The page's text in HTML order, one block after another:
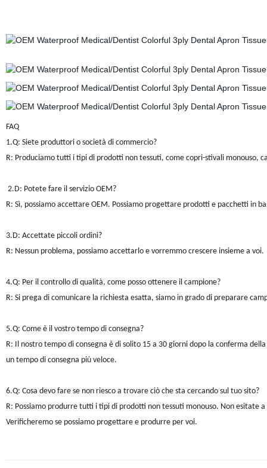
FAQ
1.Q: Siete produttori o società di commercio?
R: Produciamo tutti i tipi di prodotti non tessuti, come copri-stivali monouso,
2.D: Potete fare il servizio OEM?
R: Sì, possiamo accettare OEM. Possiamo progettare prodotti e pacchetti in
3.D: Accettate piccoli ordini?
R: Nessun problema, possiamo accettarlo e vorremmo crescere insieme a voi.
4.Q: Per il controllo di qualità, come posso ottenere il campione?
R: Si prega di comunicare la richiesta esatta, siamo in grado di preparare
5.Q: Come è il vostro tempo di consegna?
R: Il nostro tempo di consegna è di solito 15 a 30 giorni dopo la conferma
un tempo di consegna più veloce.
6.Q: Cosa devo fare se non riesco a trovare ciò che sta cercando sul tuo sito?
R: Possiamo produrre tutti i tipi di prodotti non tessuti monouso. Non
Verificheremo se possiamo progettare e produrre per voi.